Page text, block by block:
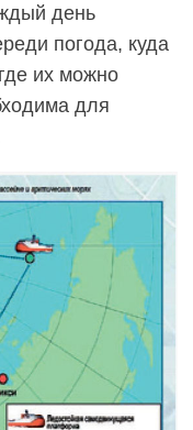
день
погода, куда
их можно
для